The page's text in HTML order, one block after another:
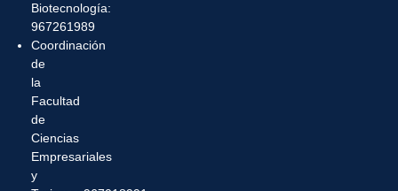
Biotecnología:
967261989
Coordinación
de
la
Facultad
de
Ciencias
Empresariales
y